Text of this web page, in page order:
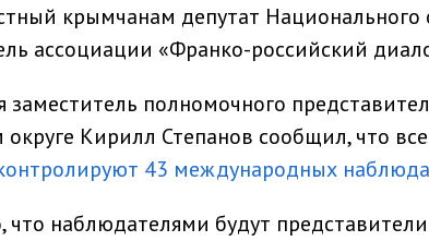
крымчанам депутат Национального
ассоциации «Франко-российский
заместитель полномочного
Кирилл Степанов сообщил, что
43 международных
что наблюдателями будут